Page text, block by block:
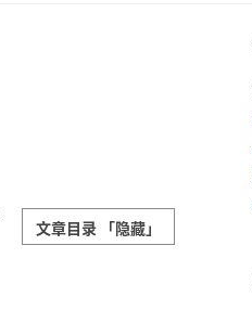
文章目录 「隐藏」